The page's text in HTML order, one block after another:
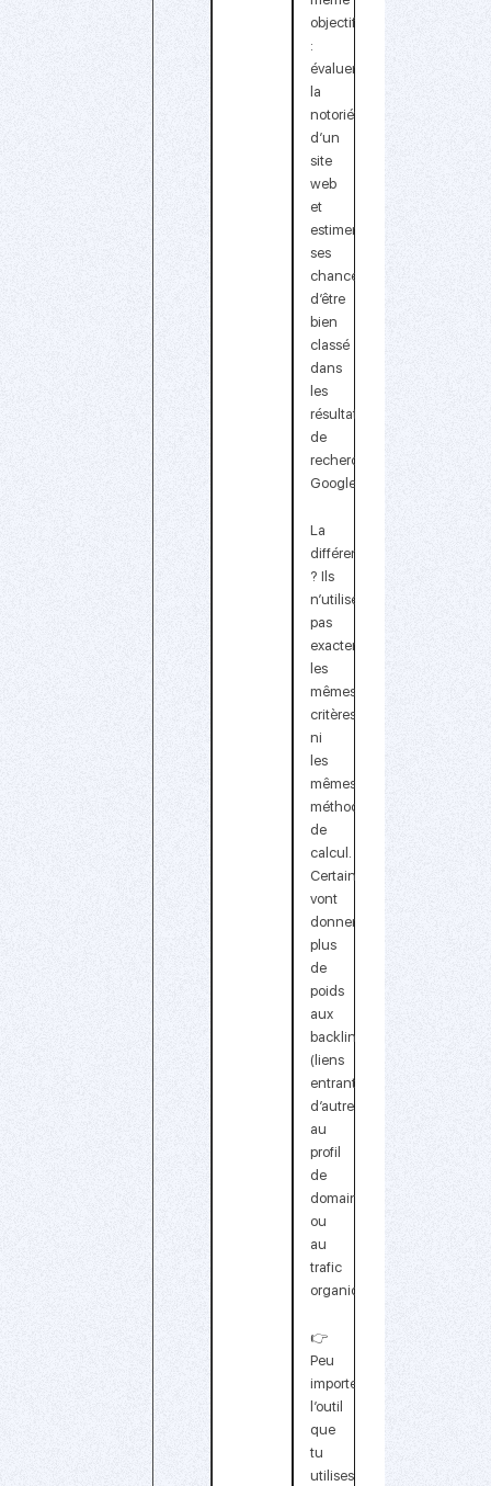
objectif
:
évaluer
la
notoriété
d’un
site
web
et
estimer
ses
chances
d’être
bien
classé
dans
les
résultats
de
recherche
Google.
La
différence
? Ils
n’utilisent
pas
exactement
les
mêmes
critères
ni
les
mêmes
méthodes
de
calcul.
Certains
vont
donner
plus
de
poids
aux
backlinks
(liens
entrants),
d’autres
au
profil
de
domaine
ou
au
trafic
organique
👉
Peu
importe
l’outil
que
tu
utilises